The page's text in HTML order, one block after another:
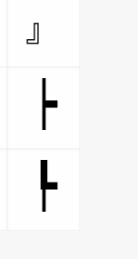
』
┝
┡